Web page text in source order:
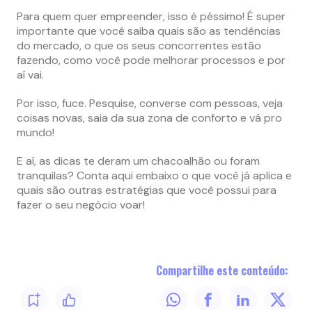
Para quem quer empreender, isso é péssimo! É super
importante que você saiba quais são as tendências
do mercado, o que os seus concorrentes estão
fazendo, como você pode melhorar processos e por
aí vai.
Por isso, fuce. Pesquise, converse com pessoas, veja
coisas novas, saia da sua zona de conforto e vá pro
mundo!
E aí, as dicas te deram um chacoalhão ou foram
tranquilas? Conta aqui embaixo o que você já aplica e
quais são outras estratégias que você possui para
fazer o seu negócio voar!
Compartilhe este conteúdo: